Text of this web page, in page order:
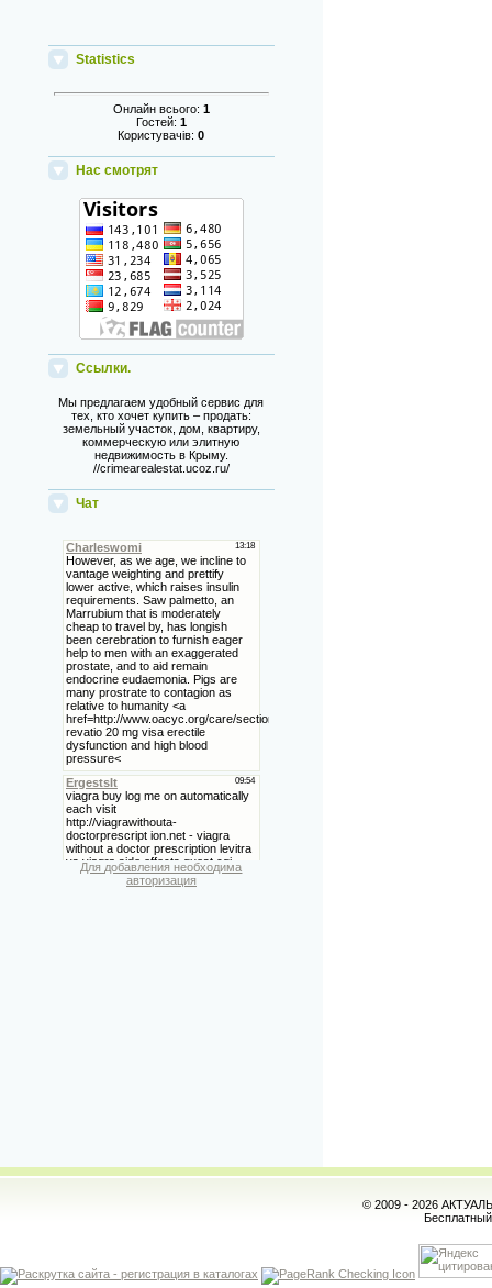
Statistics
Онлайн всього: 1
Гостей: 1
Користувачів:0
Нас смотрят
Ссылки.
Мы предлагаем удобный сервис для
тех, кто хочет купить – продать:
земельный участок, дом, квартиру,
коммерческую или элитную
недвижимость в Крыму.
//crimearealestat.ucoz.ru/
Чат
Для добавления необходима
авторизация
© 2009 - 2026